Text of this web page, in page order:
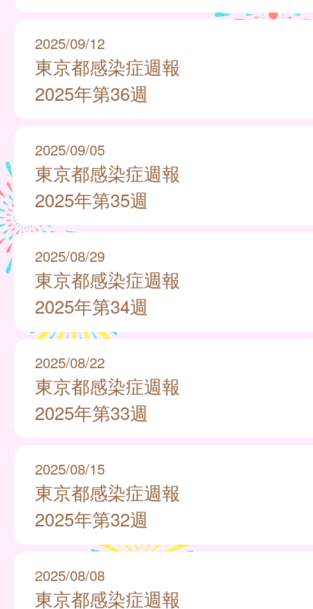
2025/09/12
東京都感染症週報
2025年第36週
2025/09/05
東京都感染症週報
2025年第35週
2025/08/29
東京都感染症週報
2025年第34週
2025/08/22
東京都感染症週報
2025年第33週
2025/08/15
東京都感染症週報
2025年第32週
2025/08/08
東京都感染症週報